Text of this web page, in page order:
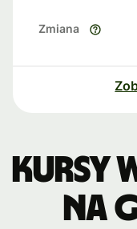
Zmiana
Kursy
na